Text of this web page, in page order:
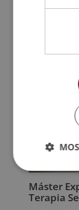
Máster
Terapia